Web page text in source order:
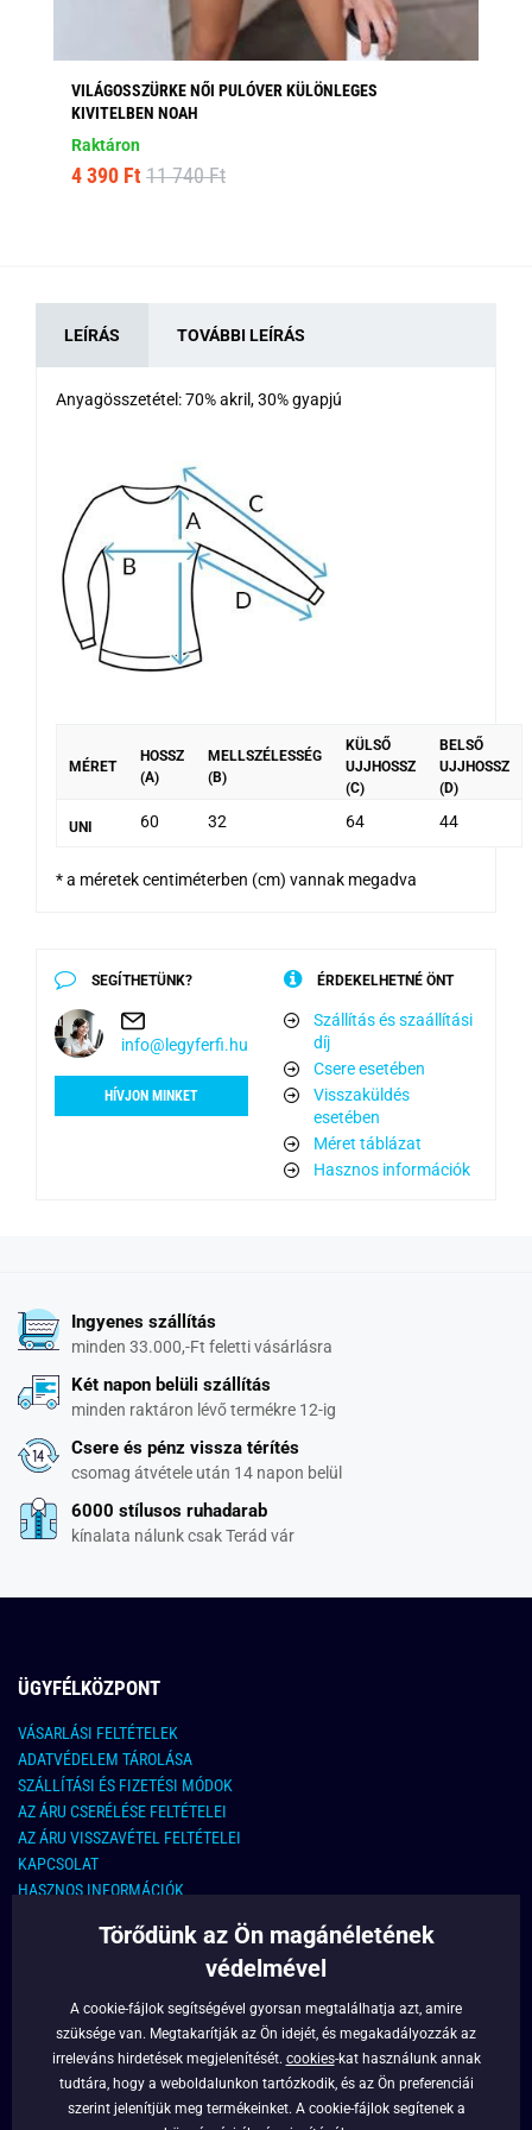
VILÁGOSSZÜRKE NŐI PULÓVER KÜLÖNLEGES
KIVITELBEN NOAH
Raktáron
4 390 Ft 11 740 Ft
LEÍRÁS TOVÁBBI LEÍRÁS
Anyagösszetétel: 70% akril, 30% gyapjú
MÉRET
HOSSZ
(A)
MELLSZÉLESSÉG
(B)
KÜLSŐ
UJJHOSSZ
(C)
BELSŐ
UJJHOSSZ
(D)
UNI 60 32 64 44
* a méretek centiméterben (cm) vannak megadva
SEGÍTHETÜNK?
info@legyferfi.hu
HÍVJON MINKET
ÉRDEKELHETNÉ ÖNT
Szállítás és szaállítási
díj
Csere esetében
Visszaküldés
esetében
Méret táblázat
Hasznos információk
Ingyenes szállítás
minden 33.000,-Ft feletti vásárlásra
Két napon belüli szállítás
minden raktáron lévő termékre 12-ig
Csere és pénz vissza térítés
csomag átvétele után 14 napon belül
6000 stílusos ruhadarab
kínalata nálunk csak Terád vár
ÜGYFÉLKÖZPONT
VÁSARLÁSI FELTÉTELEK
ADATVÉDELEM TÁROLÁSA
SZÁLLÍTÁSI ÉS FIZETÉSI MÓDOK
AZ ÁRU CSERÉLÉSE FELTÉTELEI
AZ ÁRU VISSZAVÉTEL FELTÉTELEI
KAPCSOLAT
HASZNOS INFORMÁCIÓK
KAPCSOLAT
info@legyferfi.hu
FONTOS INFORMÁCIÓK
RÓLUNK
Törődünk az Ön magánéletének
védelmével
A cookie-fájlok segítségével gyorsan megtalálhatja azt, amire
szüksége van. Megtakarítják az Ön idejét, és megakadályozzák az
irreleváns hirdetések megjelenítését. cookies-kat használunk annak
tudtára, hogy a weboldalunkon tartózkodik, és az Ön preferenciái
szerint jelenítjük meg termékeinket. A cookie-fájlok segítenek a